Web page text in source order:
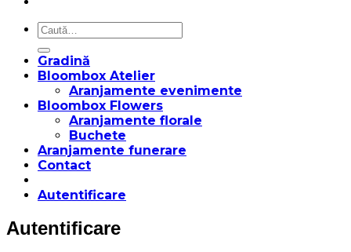
Caută
după:
Gradină
Bloombox Atelier
Aranjamente evenimente
Bloombox Flowers
Aranjamente florale
Buchete
Aranjamente funerare
Contact
Autentificare
Autentificare